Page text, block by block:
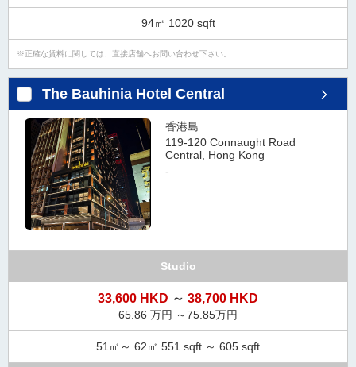
94㎡ 1020 sqft
正確な賃料に関しては、直接店舗へお問い合わせ下さい。
The Bauhinia Hotel Central
香港島
119-120 Connaught Road
Central, Hong Kong
-
Studio
33,600 HKD ～ 38,700 HKD
65.86 万円 ～75.85万円
51㎡～ 62㎡ 551 sqft ～ 605 sqft